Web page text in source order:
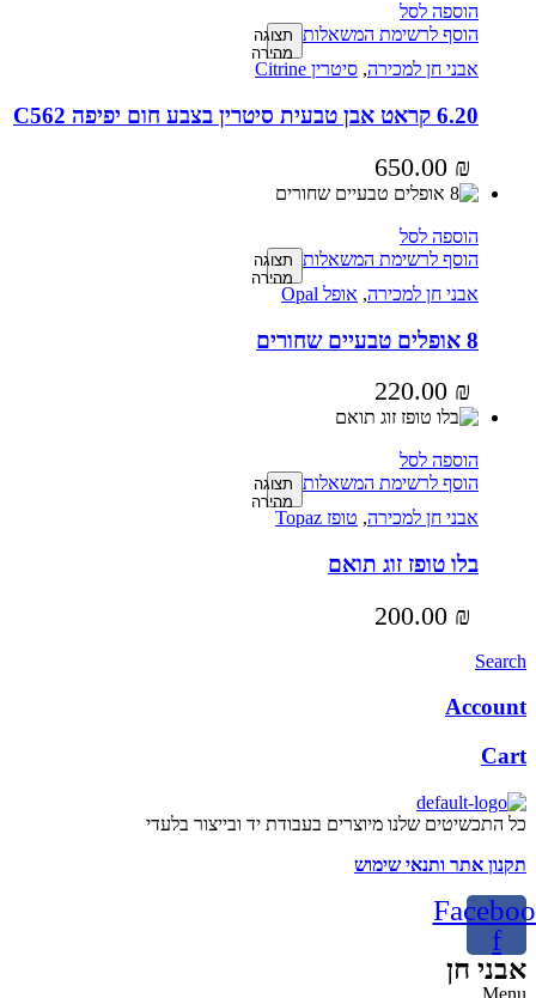
הוספה לסל
הוסף לרשימת המשאלות תצוגה
מהירה
אבני חן למכירה, סיטרין Citrine
6.20 קראט אבן טבעית סיטרין בצבע חום יפיפה C562
650.00 ₪
הוספה לסל
הוסף לרשימת המשאלות תצוגה
מהירה
אבני חן למכירה, אופל Opal
8 אופלים טבעיים שחורים
220.00 ₪
הוספה לסל
הוסף לרשימת המשאלות תצוגה
מהירה
אבני חן למכירה, טופז Topaz
בלו טופז זוג תואם
200.00 ₪
Search
Account
Cart
כל התכשיטים שלנו מיוצרים בעבודת יד ובייצור בלעדי
תקנון אתר ותנאי שימוש
f
אבני חן
Menu